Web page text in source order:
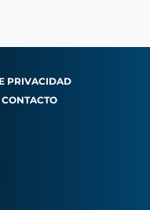
PRIVACIDAD
CONTACTO